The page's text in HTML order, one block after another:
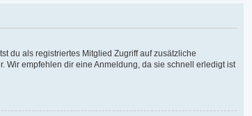
du als registriertes Mitglied Zugriff auf zusätzliche
Wir empfehlen dir eine Anmeldung, da sie schnell erledigt ist